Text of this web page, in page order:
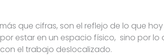
que cifras, son el reflejo de lo que
estar en un espacio físico, sino por
el trabajo deslocalizado.